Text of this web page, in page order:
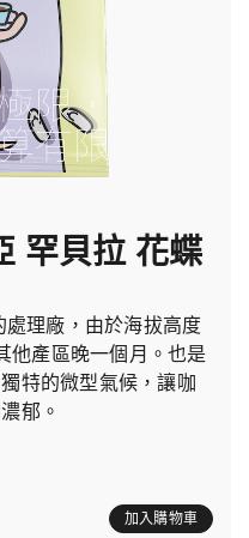
罕貝拉 花蝶
理廠，由於海拔高度
他產區晚一個月。也是
特的微型氣候，讓咖
郁。
加入購物車